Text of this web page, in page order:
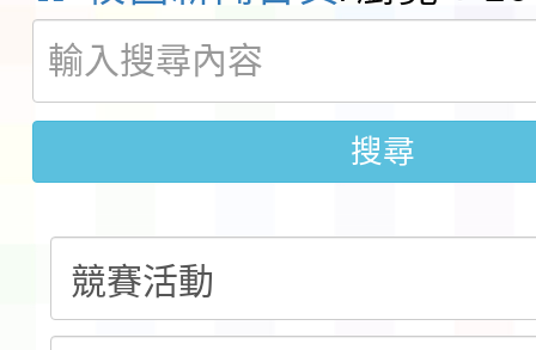
速演練執行計畫」
法」
本校115學年度第1學
第3次招考代課鐘點教
告(不再辦理後續甄選)
檢送「桃園市115學年
賽實施要點」1份
本市「115學年度學生
程安排一案
「桃園市補助參觀特色
展演活動實施計畫」
社團法人中華民國畫廊
搜尋